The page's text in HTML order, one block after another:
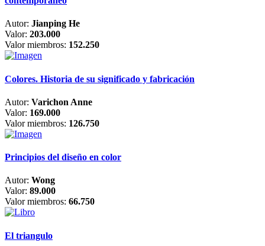
Autor: Jianping He
Valor: 203.000
Valor miembros: 152.250
Colores. Historia de su significado y fabricación
Autor: Varichon Anne
Valor: 169.000
Valor miembros: 126.750
Principios del diseño en color
Autor: Wong
Valor: 89.000
Valor miembros: 66.750
El triangulo